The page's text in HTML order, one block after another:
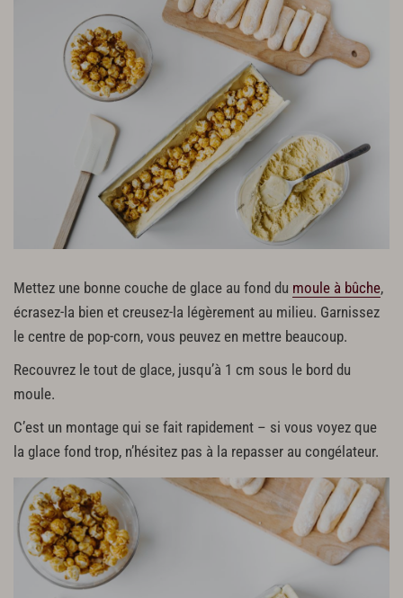
Mettez une bonne couche de glace au fond du moule à bûche,
écrasez-la bien et creusez-la légèrement au milieu. Garnissez
le centre de pop-corn, vous peuvez en mettre beaucoup.
Recouvrez le tout de glace, jusqu’à 1 cm sous le bord du
moule.
C’est un montage qui se fait rapidement – si vous voyez que
la glace fond trop, n’hésitez pas à la repasser au congélateur.